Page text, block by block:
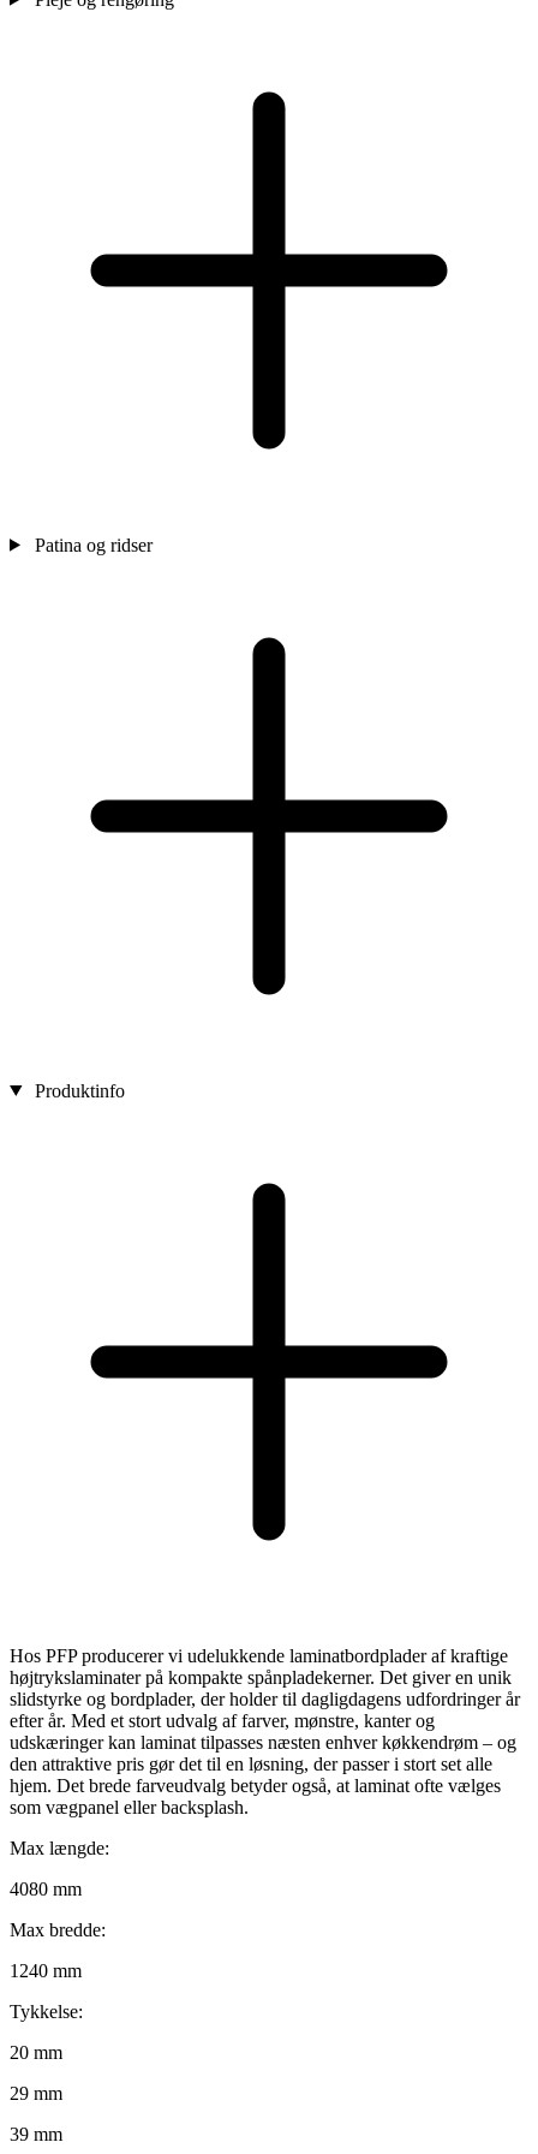
Patina og ridser
Produktinfo
Hos PFP producerer vi udelukkende laminatbordplader af kraftige
højtrykslaminater på kompakte spånpladekerner. Det giver en unik
slidstyrke og bordplader, der holder til dagligdagens udfordringer år
efter år. Med et stort udvalg af farver, mønstre, kanter og
udskæringer kan laminat tilpasses næsten enhver køkkendrøm – og
den attraktive pris gør det til en løsning, der passer i stort set alle
hjem. Det brede farveudvalg betyder også, at laminat ofte vælges
som vægpanel eller backsplash.
Max længde:
4080 mm
Max bredde:
1240 mm
Tykkelse:
20 mm
29 mm
39 mm